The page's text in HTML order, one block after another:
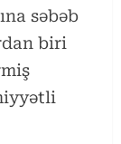
səbəb
biri